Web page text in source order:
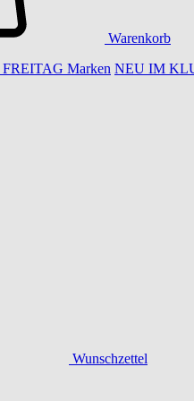
Warenkorb
FREITAG Marken NEU IM
Wunschzettel